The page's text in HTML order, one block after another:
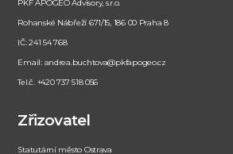
PKF APOGEO Advisory, s.r.o.
Rohanské Nábřeží 671/15, 186 00 Praha 8
IČ: 241 54 768
Email: andrea.buchtova@pkfapogeo.cz
Tel.č. +420 737 518 056
Zřizovatel
Statutární město Ostrava